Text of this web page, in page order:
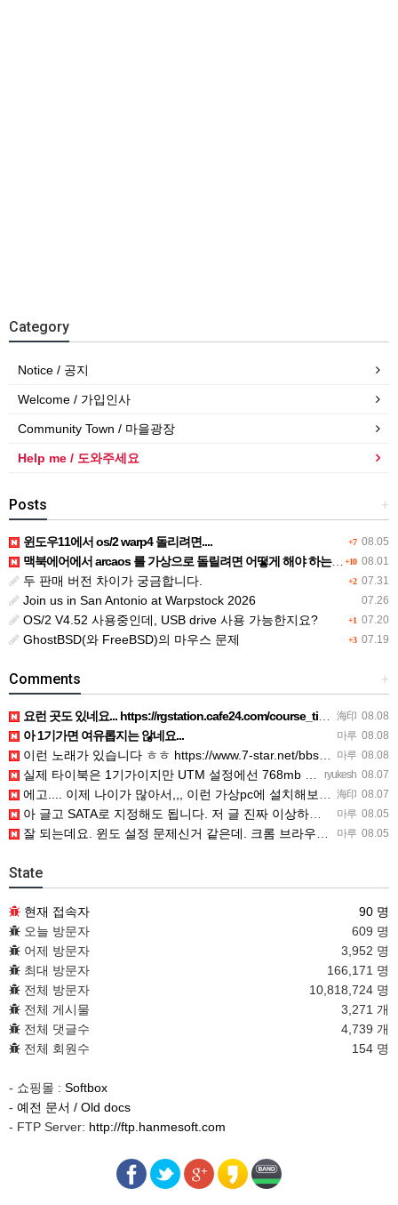
Category
Notice / 공지
Welcome / 가입인사
Community Town / 마을광장
Help me / 도와주세요
+
Posts
+7 08.05
윈도우11에서 os/2 warp4 돌리려면....
+10 08.01
맥북에어에서 arcaos 를 가상으로 돌릴려면 어떻게 해야 하는 지요?
+2 07.31
두 판매 버전 차이가 궁금합니다.
07.26
Join us in San Antonio at Warpstock 2026
+1 07.20
OS/2 V4.52 사용중인데, USB drive 사용 가능한지요?
+3 07.19
GhostBSD(와 FreeBSD)의 마우스 문제
+
Comments
海印 08.08
요런 곳도 있네요... https://rgstation.cafe24.com/course_tip/306500
마루 08.08
아 1기가면 여유롭지는 않네요...
마루 08.08
이런 노래가 있습니다 ㅎㅎ https://www.7-star.net/bbs/board.php?bo_table…
ryukesh 08.07
실제 타이북은 1기가이지만 UTM 설정에선 768mb 입니다. 1기가나 그 보다 넘게 설정하면 UTM 에뮬레…
海印 08.07
에고.... 이제 나이가 많아서,,, 이런 가상pc에 설치해보는 것도 귀찮군요.. ㅎㅎ 날씨도 덥고.....…
마루 08.05
아 글고 SATA로 지정해도 됩니다. 저 글 진짜 이상하네요. 옛날꺼 퍼와서 그런거 같은데요.
마루 08.05
잘 되는데요. 윈도 설정 문제신거 같은데. 크롬 브라우저나 파폭으로 해 보세요
State
현재 접속자
90 명
오늘 방문자
609 명
어제 방문자
3,952 명
최대 방문자
166,171 명
전체 방문자
10,818,724 명
전체 게시물
3,271 개
전체 댓글수
4,739 개
전체 회원수
154 명
- 쇼핑몰 : Softbox
- 예전 문서 / Old docs
- FTP Server: http://ftp.hanmesoft.com